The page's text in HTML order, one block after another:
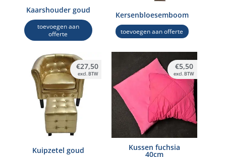
Kaarshouder goud
toevoegen aan
offerte
Kersenbloesemboom
toevoegen aan offerte
Kuipzetel goud
€27,50
excl. BTW
Kussen fuchsia
40cm
€5,50
excl. BTW